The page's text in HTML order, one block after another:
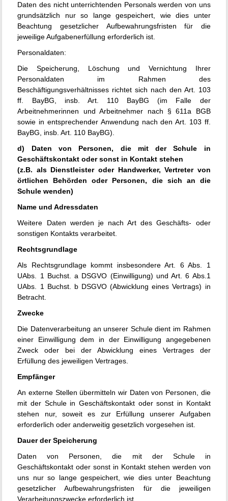
Daten des nicht unterrichtenden Personals werden von uns
grundsätzlich nur so lange gespeichert, wie dies unter
Beachtung gesetzlicher Aufbewahrungsfristen für die
jeweilige Aufgabenerfüllung erforderlich ist.
Personaldaten:
Die Speicherung, Löschung und Vernichtung Ihrer
Personaldaten im Rahmen des
Beschäftigungsverhältnisses richtet sich nach den Art. 103
ff. BayBG, insb. Art. 110 BayBG (im Falle der
Arbeitnehmerinnen und Arbeitnehmer nach § 611a BGB
sowie in entsprechender Anwendung nach den Art. 103 ff.
BayBG, insb. Art. 110 BayBG).
d) Daten von Personen, die mit der Schule in
Geschäftskontakt oder sonst in Kontakt stehen
(z.B. als Dienstleister oder Handwerker, Vertreter von
örtlichen Behörden oder Personen, die sich an die
Schule wenden)
Name und Adressdaten
Weitere Daten werden je nach Art des Geschäfts- oder
sonstigen Kontakts verarbeitet.
Rechtsgrundlage
Als Rechtsgrundlage kommt insbesondere Art. 6 Abs. 1
UAbs. 1 Buchst. a DSGVO (Einwilligung) und Art. 6 Abs.1
UAbs. 1 Buchst. b DSGVO (Abwicklung eines Vertrags) in
Betracht.
Zwecke
Die Datenverarbeitung an unserer Schule dient im Rahmen
einer Einwilligung dem in der Einwilligung angegebenen
Zweck oder bei der Abwicklung eines Vertrages der
Erfüllung des jeweiligen Vertrages.
Empfänger
An externe Stellen übermitteln wir Daten von Personen, die
mit der Schule in Geschäftskontakt oder sonst in Kontakt
stehen nur, soweit es zur Erfüllung unserer Aufgaben
erforderlich oder anderweitig gesetzlich vorgesehen ist.
Dauer der Speicherung
Daten von Personen, die mit der Schule in
Geschäftskontakt oder sonst in Kontakt stehen werden von
uns nur so lange gespeichert, wie dies unter Beachtung
gesetzlicher Aufbewahrungsfristen für die jeweiligen
Verarbeitungszwecke erforderlich ist.